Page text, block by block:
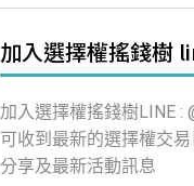
加入選擇權搖錢樹
加入選擇權搖錢樹LINE :
可收到最新的選擇權交
分享及最新活動訊息